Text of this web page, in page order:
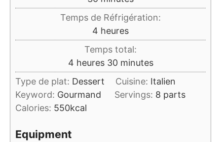
Temps de Réfrigération:
4 heures
heures
Temps total:
4heures
heures 30minutes
minutes
Type de plat: Dessert Cuisine: Italien
Keyword: Gourmand Servings: 8 parts
Calories: 550kcal
Equipment